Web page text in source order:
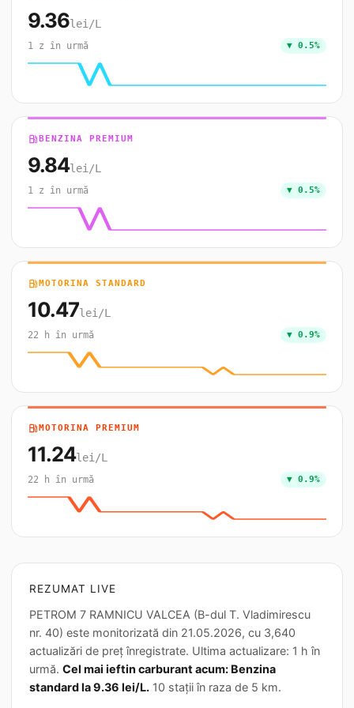
9.36lei/L
1 z în urmă ▼ 0.5%
local_gas_stationBENZINA PREMIUM
9.84lei/L
1 z în urmă ▼ 0.5%
local_gas_stationMOTORINA STANDARD
10.47lei/L
22 h în urmă ▼ 0.9%
local_gas_stationMOTORINA PREMIUM
11.24lei/L
22 h în urmă ▼ 0.9%
REZUMAT LIVE
PETROM 7 RAMNICU VALCEA (B-dul T. Vladimirescu
nr. 40) este monitorizată din 21.05.2026, cu 3,640
actualizări de preț înregistrate. Ultima actualizare: 1 h în
urmă. Cel mai ieftin carburant acum: Benzina
standard la 9.36 lei/L. 10 stații în raza de 5 km.